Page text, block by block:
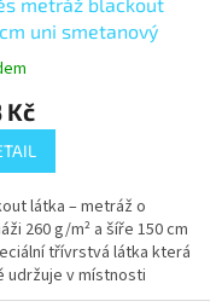
uni smetanový
Kč
látka – metráž o
260 g/m² a šíře 150 cm
třívrstvá látka která
udržuje v místnosti
chlad a vypadá